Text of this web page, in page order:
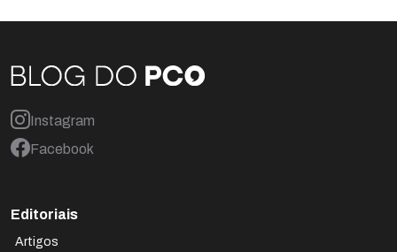
Instagram
Facebook
Editoriais
Artigos